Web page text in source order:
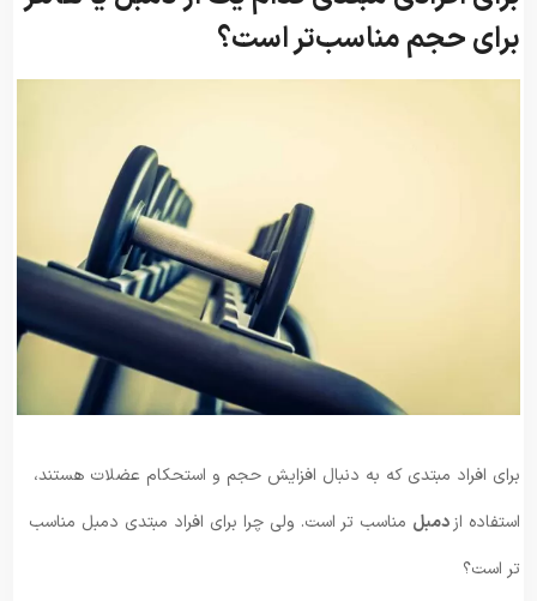
برای حجم مناسب‌تر است؟
برای افراد مبتدی که به دنبال افزایش حجم و استحکام عضلات هستند،
استفاده ازدمبل مناسب‌ تر است. ولی چرا برای افراد مبتدی دمبل مناسب
تر است؟